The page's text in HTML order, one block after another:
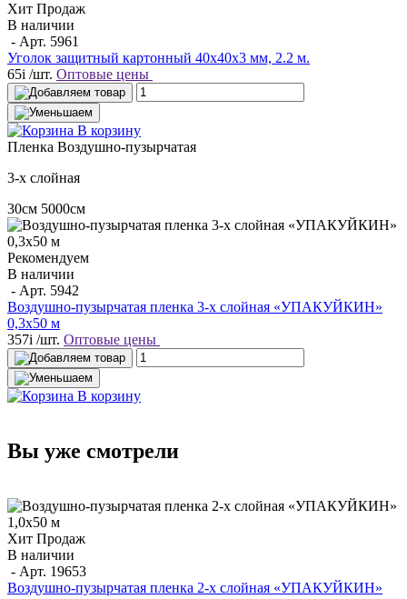
Хит Продаж
В наличии
- Арт. 5961
Уголок защитный картонный 40х40х3 мм, 2.2 м.
65i /шт. Оптовые цены
В корзину
Пленка Воздушно-пузырчатая
3-х слойная
30см 5000см
Рекомендуем
В наличии
- Арт. 5942
Воздушно-пузырчатая пленка 3-х слойная «УПАКУЙКИН»
0,3х50 м
357i /шт. Оптовые цены
В корзину
Вы уже смотрели
Хит Продаж
В наличии
- Арт. 19653
Воздушно-пузырчатая пленка 2-х слойная «УПАКУЙКИН»